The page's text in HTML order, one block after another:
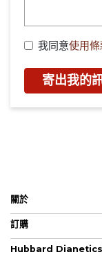
我同意使用
寄出我的
關於
訂購
Hubbard Dianetics